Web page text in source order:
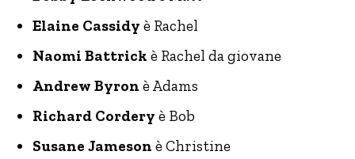
Elaine Cassidy è Rachel
Naomi Battrick è Rachel da giovane
Andrew Byron è Adams
Richard Cordery è Bob
Susane Jameson è Christine